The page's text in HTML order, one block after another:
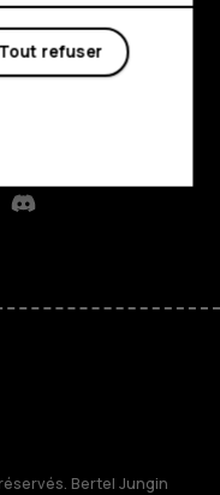
Discord
Bertel Jungin
Tout refuser